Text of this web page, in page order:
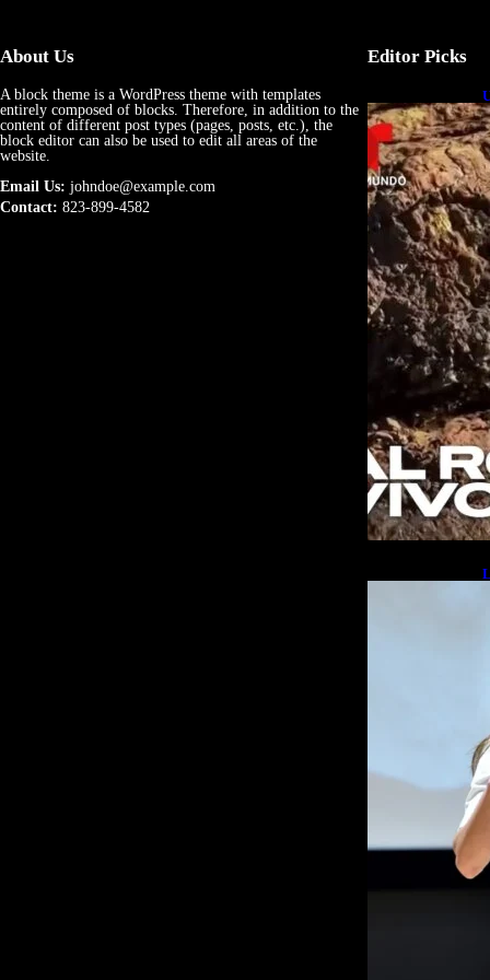
About Us
A block theme is a WordPress theme with templates
entirely composed of blocks. Therefore, in addition to the
content of different post types (pages, posts, etc.), the
block editor can also be used to edit all areas of the
website.
Email Us: johndoe@example.com
Contact: 823-899-4582
Editor Picks